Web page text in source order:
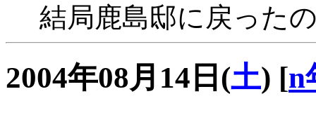
結局鹿島邸に戻った
2004年08月14日(土) [n